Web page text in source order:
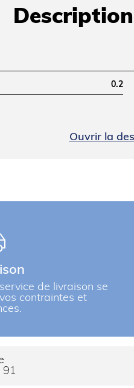
Ouvrir la
0.2
de livraison se
contraintes et
91